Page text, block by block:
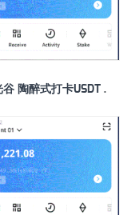
春日赴光谷 陶醉式打卡USDT钱包“文旅+科技”特色旅游线路